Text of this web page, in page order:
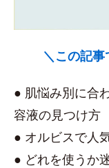
＼この記
● 肌悩み別に合
容液の見つけ方
● オルビスで人
● どれを使うか